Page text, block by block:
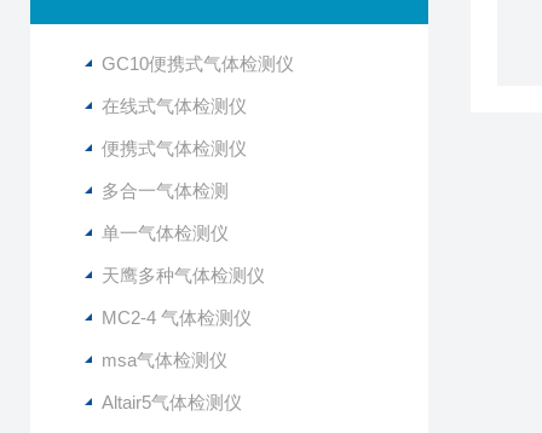
GC10便携式气体检测仪
在线式气体检测仪
便携式气体检测仪
多合一气体检测
单一气体检测仪
天鹰多种气体检测仪
MC2-4 气体检测仪
msa气体检测仪
Altair5气体检测仪